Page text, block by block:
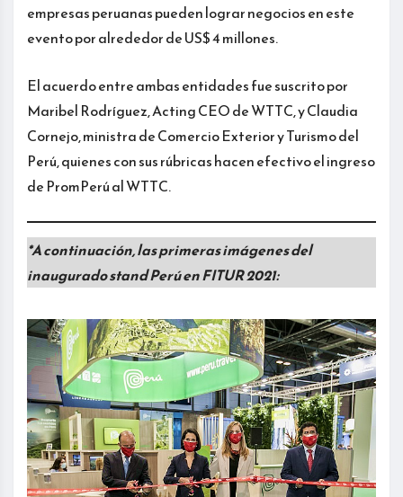
empresas peruanas pueden lograr negocios en este
evento por alrededor de US$ 4 millones.
El acuerdo entre ambas entidades fue suscrito por
Maribel Rodríguez, Acting CEO de WTTC, y Claudia
Cornejo, ministra de Comercio Exterior y Turismo del
Perú, quienes con sus rúbricas hacen efectivo el ingreso
de PromPerú al WTTC.
*A continuación, las primeras imágenes del
inaugurado stand Perú en FITUR 2021: